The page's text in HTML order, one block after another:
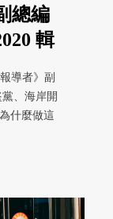
總編
輯
導者》副
、海岸開
什麼做這